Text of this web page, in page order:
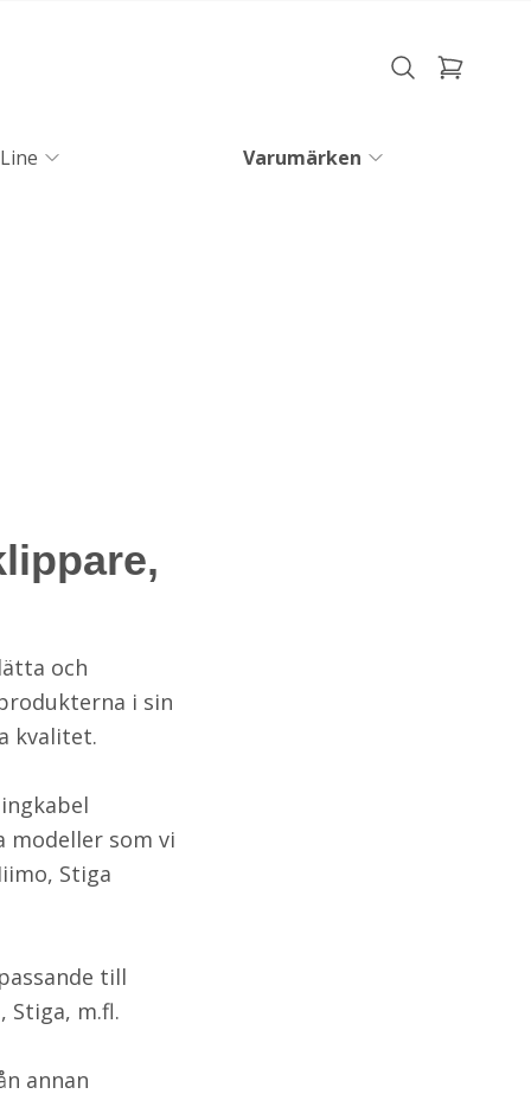
Varumärken
och
i sin
kvalitet.
modeller som vi
Stiga
till
Stiga, m.fl.
annan